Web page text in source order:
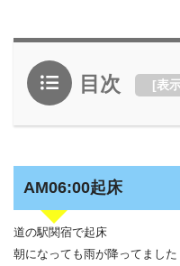
目次 [表
AM06:00起床
道の駅関宿で起床
朝になっても雨が降ってました